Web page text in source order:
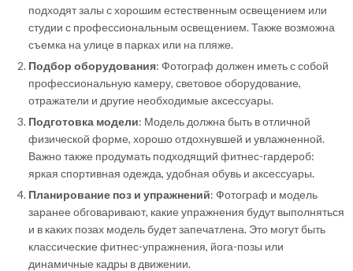
подходят залы с хорошим естественным освещением или
студии с профессиональным освещением. Также возможна
съемка на улице в парках или на пляже.
Подбор оборудования: Фотограф должен иметь с собой
профессиональную камеру, световое оборудование,
отражатели и другие необходимые аксессуары.
Подготовка модели: Модель должна быть в отличной
физической форме, хорошо отдохнувшей и увлажненной.
Важно также продумать подходящий фитнес-гардероб:
яркая спортивная одежда, удобная обувь и аксессуары.
Планирование поз и упражнений: Фотограф и модель
заранее обговаривают, какие упражнения будут выполняться
и в каких позах модель будет запечатлена. Это могут быть
классические фитнес-упражнения, йога-позы или
динамичные кадры в движении.